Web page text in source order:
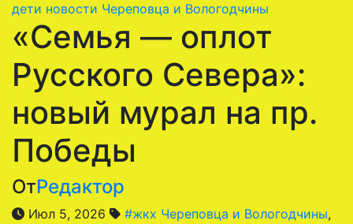
дети новости Череповца и Вологодчины
«Семья — оплот
Русского Севера»:
новый мурал на пр.
Победы
ОтРедактор
Июл 5, 2026 #жкх Череповца и Вологодчины,